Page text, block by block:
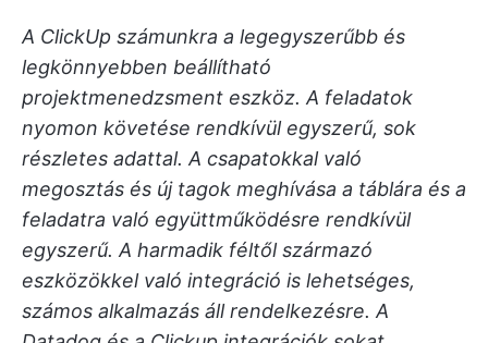
A ClickUp számunkra a legegyszerűbb és
legkönnyebben beállítható
projektmenedzsment eszköz. A feladatok
nyomon követése rendkívül egyszerű, sok
részletes adattal. A csapatokkal való
megosztás és új tagok meghívása a táblára és a
feladatra való együttműködésre rendkívül
egyszerű. A harmadik féltől származó
eszközökkel való integráció is lehetséges,
számos alkalmazás áll rendelkezésre. A